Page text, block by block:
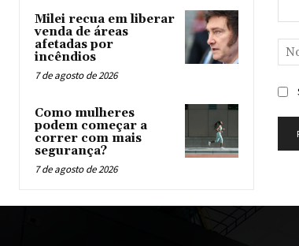
Milei recua em liberar
venda de áreas
afetadas por
incêndios
7 de agosto de 2026
Como mulheres
podem começar a
correr com mais
segurança?
7 de agosto de 2026